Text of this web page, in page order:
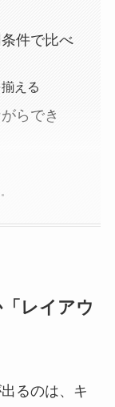
件で比べ
える
らでき
レイアウ
るのは、キ